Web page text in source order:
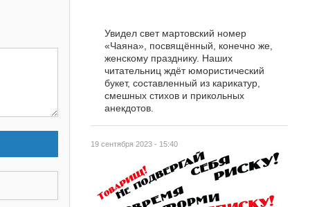
19 сентября 2023 - 15:40
Увидел свет мартовский номер
«Чаяна», посвящённый, конечно же,
женскому празднику. Наших
читательниц ждёт юмористический
букет, составленный из карикатур,
смешных стихов и прикольных
анекдотов.